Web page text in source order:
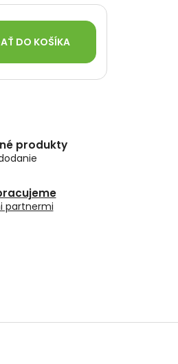
DO KOŠÍKA
produkty
partnermi